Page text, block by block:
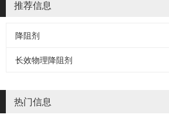
推荐信息
降阻剂
长效物理降阻剂
热门信息